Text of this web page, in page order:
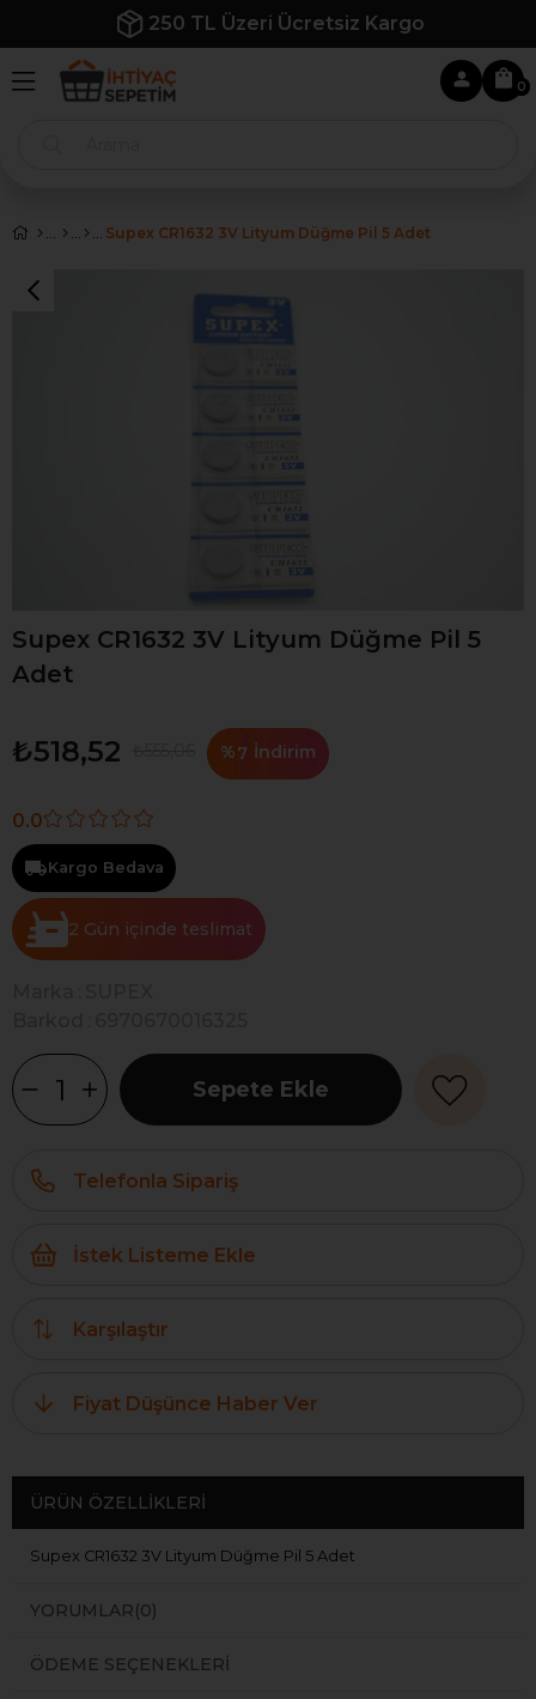
İlk Siparişe Özel %10 İndirim
0
Supex CR1632 3V Lityum Düğme Pil 5 Adet
Supex CR1632 3V Lityum Düğme Pil 5
Adet
₺518,52 %7 İndirim
0.0
Kargo Bedava
2 Gün
Telefonla Sipariş
İstek Listeme Ekle
Karşılaştır
Fiyat Düşünce Haber Ver
ÜRÜN ÖZELLIKLERI
Supex CR1632 3V Lityum Düğme Pil 5 Adet
YORUMLAR(0)
ÖDEME SEÇENEKLERI